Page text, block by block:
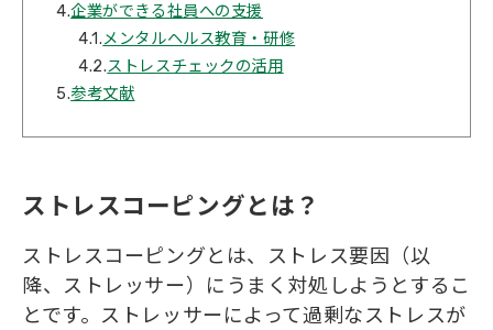
4.企業ができる社員への支援
4.1.メンタルヘルス教育・研修
4.2.ストレスチェックの活用
5.参考文献
ストレスコーピングとは？
ストレスコーピングとは、ストレス要因（以
降、ストレッサー）にうまく対処しようとするこ
とです。ストレッサーによって過剰なストレスが